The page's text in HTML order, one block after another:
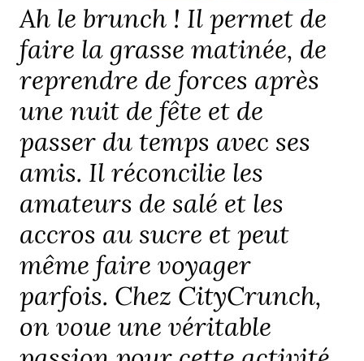
Ah le brunch ! Il permet de
faire la grasse matinée, de
reprendre de forces après
une nuit de fête et de
passer du temps avec ses
amis. Il réconcilie les
amateurs de salé et les
accros au sucre et peut
même faire voyager
parfois. Chez CityCrunch,
on voue une véritable